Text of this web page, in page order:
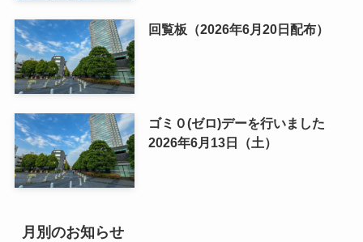
回覧板（2026年6月20日配布）
ゴミ０(ゼロ)デーを行いました
2026年6月13日（土）
月別のお知らせ